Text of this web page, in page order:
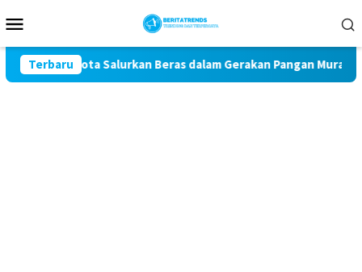
ke
Mobile
Terbaru
Blitar Kota Salurkan Beras dalam Gerakan Pangan Murah